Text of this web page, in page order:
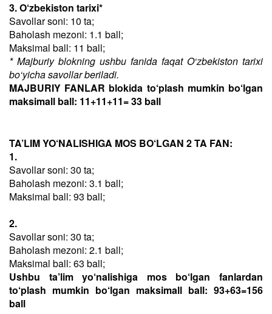
3. O‘zbekiston tarixi*
Savollar soni: 10 ta;
Baholash mezoni: 1.1 ball;
Maksimal ball: 11 ball;
* Majburiy blokning ushbu fanida faqat O‘zbekiston tarixi
bo‘yicha savollar beriladi.
MAJBURIY FANLAR blokida to‘plash mumkin bo‘lgan
maksimall ball: 11+11+11= 33 ball
TA’LIM YO‘NALISHIGA MOS BO‘LGAN 2 TA FAN:
1.
Savollar soni: 30 ta;
Baholash mezoni: 3.1 ball;
Maksimal ball: 93 ball;
2.
Savollar soni: 30 ta;
Baholash mezoni: 2.1 ball;
Maksimal ball: 63 ball;
Ushbu ta’lim yo‘nalishiga mos bo‘lgan fanlardan
to‘plash mumkin bo‘lgan maksimall ball: 93+63=156
ball